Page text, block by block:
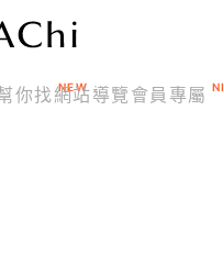
你找網站導覽 會員專屬